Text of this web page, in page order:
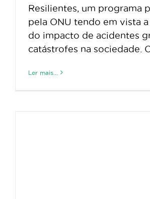
Resilientes, um programa
pela ONU tendo em vista
do impacto de acidentes
catástrofes na sociedade.
Ler mais...